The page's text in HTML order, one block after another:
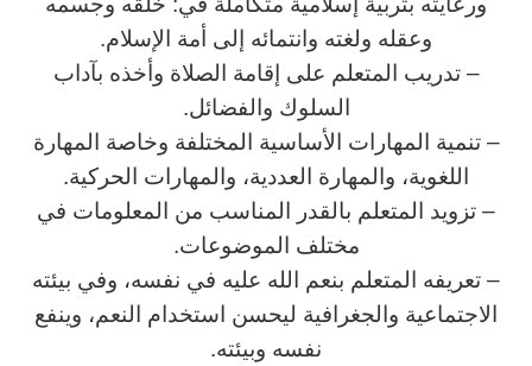
وعقله ولغته وانتمائه إلى أمة الإسلام.
– تدريب المتعلم على إقامة الصلاة وأخذه بآداب
السلوك والفضائل.
– تنمية المهارات الأساسية المختلفة وخاصة المهارة
اللغوية، والمهارة العددية، والمهارات الحركية.
– تزويد المتعلم بالقدر المناسب من المعلومات في
مختلف الموضوعات.
– تعريفه المتعلم بنعم الله عليه في نفسه، وفي بيئته
الاجتماعية والجغرافية ليحسن استخدام النعم، وينفع
نفسه وبيئته.